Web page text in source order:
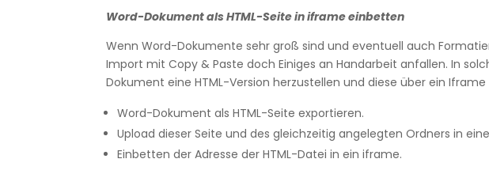
Word-Dokument als HTML-Seite in iframe einbetten
Wenn Word-Dokumente sehr groß sind und eventuell auch
Import mit Copy & Paste doch Einiges an Handarbeit anfallen. In
Dokument eine HTML-Version herzustellen und diese über ein
Word-Dokument als HTML-Seite exportieren.
Upload dieser Seite und des gleichzeitig angelegten Ordners in
Einbetten der Adresse der HTML-Datei in ein iframe.